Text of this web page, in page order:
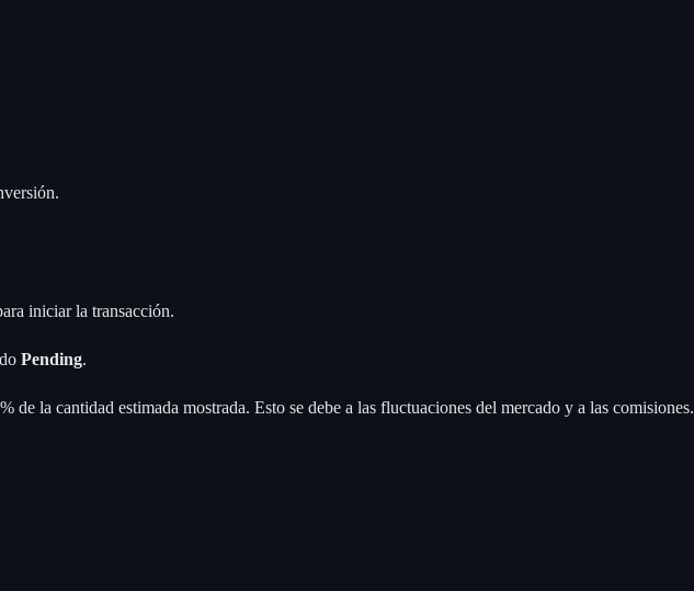
iniciar la transacción.
Pending.
la cantidad estimada mostrada. Esto se debe a las fluctuaciones del mercado y a las comisiones.